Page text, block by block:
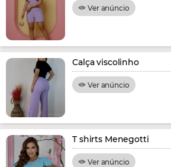
Ver anúncio
Calça viscolinho
Ver anúncio
T shirts Menegotti
Ver anúncio